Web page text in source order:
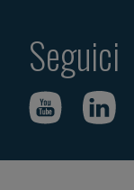
Seguici